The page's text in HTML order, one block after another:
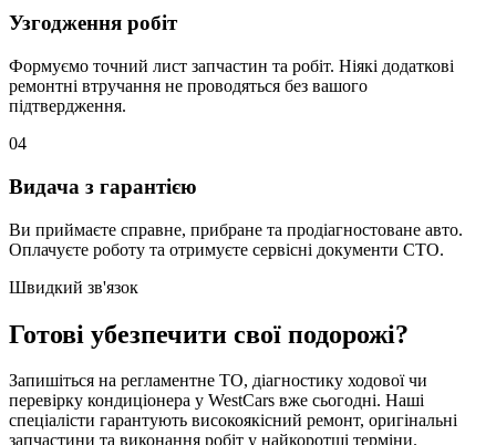
Узгодження робіт
Формуємо точний лист запчастин та робіт. Ніякі додаткові
ремонтні втручання не проводяться без вашого
підтвердження.
04
Видача з гарантією
Ви приймаєте справне, прибране та продіагностоване авто.
Оплачуєте роботу та отримуєте сервісні документи СТО.
Швидкий зв'язок
Готові убезпечити свої подорожі?
Запишіться на регламентне ТО, діагностику ходової чи
перевірку кондиціонера у WestCars вже сьогодні. Наші
спеціалісти гарантують високоякісний ремонт, оригінальні
запчастини та виконання робіт у найкоротші терміни.